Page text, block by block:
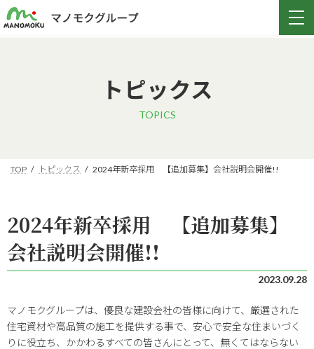
トピックス
TOPICS
TOP トピックス 2024年新卒採用 【追加募集】会社説明会開催!!
2024年新卒採用 【追加募集】
会社説明会開催!!
2023.09.28
マノモクグループは、優良な建設会社の皆様に向けて、厳選された
住宅資材や高品質の施工を提供する事で、安心で安全な住まいづく
りに役立ち、かかわるすべての皆さんにとって、無くてはならない